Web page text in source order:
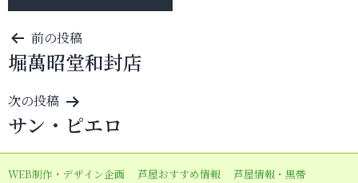
投
稿
ナ
ビ
ゲ
ー
前の投稿
堀萬昭堂和封店
次の投稿
サン・ピエロ
WEB制作・デザイン企画 芦屋おすすめ情報
芦屋情報・黒帯